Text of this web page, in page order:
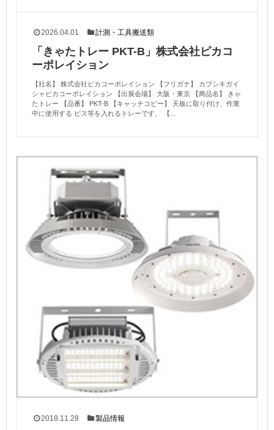
2026.04.01 計測・工具搬送類
「きゃたトレー PKT-B」株式会社ピカコ
ーポレイション
【社名】 株式会社ピカコーポレイション 【フリガナ】 カブシキガイ
シャピカコーポレイション 【出展会場】 大阪・東京 【商品名】 きゃ
たトレー 【品番】 PKT-B 【キャッチコピー】 天板に取り付け、作業
中に使用する ビス等を入れるトレーです。 【...
2018.11.28 製品情報